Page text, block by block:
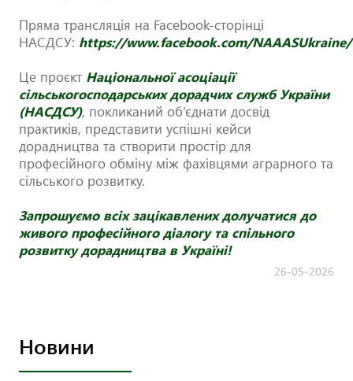
Пряма трансляція на Facebook-сторінці
НАСДСУ: https://www.facebook.com/NAAASUkraine/
Це проєкт Національної асоціації
сільськогосподарських дорадчих служб України
(НАСДСУ), покликаний об’єднати досвід
практиків, представити успішні кейси
дорадництва та створити простір для
професійного обміну між фахівцями аграрного та
сільського розвитку.
Запрошуємо всіх зацікавлених долучатися до
живого професійного діалогу та спільного
розвитку дорадництва в Україні!
26-05-2026
Новини